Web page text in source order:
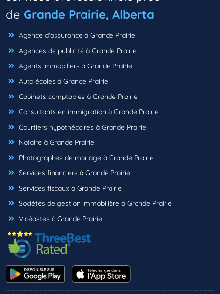
de Grande Prairie, Alberta
Agence d'assurance à Grande Prairie
Agences de publicité à Grande Prairie
Agents immobiliers à Grande Prairie
Auto écoles à Grande Prairie
Cabinets comptables à Grande Prairie
Consultants en immigration à Grande Prairie
Courtiers hypothécaires à Grande Prairie
Notaire à Grande Prairie
Photographes de mariage à Grande Prairie
Services financiers à Grande Prairie
Services fiscaux à Grande Prairie
Sociétés de gestion immobilière à Grande Prairie
Vidéastes à Grande Prairie